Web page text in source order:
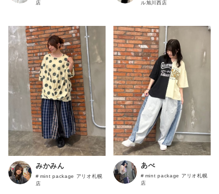
店 ル旭川西店
みかみん
mint package アリオ札幌
店
あべ
mint package アリオ札幌
店